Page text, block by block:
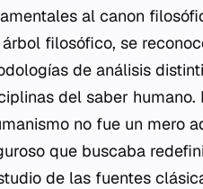
al canon
filosófico, se
de análisis
del saber
no fue un mero
que buscaba
de las fuentes